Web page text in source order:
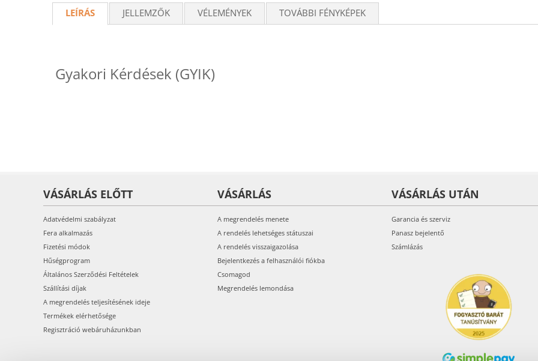
LEÍRÁS JELLEMZŐK VÉLEMÉNYEK TOVÁBBI FÉNYKÉPEK
Gyakori Kérdések (GYIK)
VÁSÁRLÁS ELŐTT
Adatvédelmi szabályzat
Fera alkalmazás
Fizetési módok
Hűségprogram
Általános Szerződési Feltételek
Szállítási díjak
A megrendelés teljesítésének ideje
Termékek elérhetősége
Regisztráció webáruházunkban
VÁSÁRLÁS
A megrendelés menete
A rendelés lehetséges státuszai
A rendelés visszaigazolása
Bejelentkezés a felhasználói fiókba
Csomagod
Megrendelés lemondása
VÁSÁRLÁS UTÁN
Garancia és szerviz
Panasz bejelentő
Számlázás